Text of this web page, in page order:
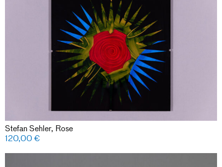
Stefan Sehler, Rose
120,00€